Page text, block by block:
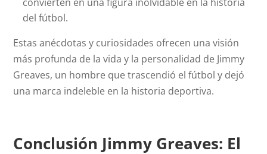
del fútbol.
Estas anécdotas y curiosidades ofrecen una visión
más profunda de la vida y la personalidad de Jimmy
Greaves, un hombre que trascendió el fútbol y dejó
una marca indeleble en la historia deportiva.
Conclusión Jimmy Greaves: El